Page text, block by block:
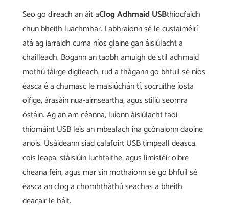
Seo go díreach an áit aClog Adhmaid USBthiocfaidh
chun bheith luachmhar. Labhraíonn sé le custaiméirí
atá ag iarraidh cuma níos glaine gan áisiúlacht a
chailleadh. Bogann an taobh amuigh de stíl adhmaid
mothú táirge digiteach, rud a fhágann go bhfuil sé níos
éasca é a chumasc le maisiúchán tí, socruithe íosta
oifige, árasáin nua-aimseartha, agus stíliú seomra
óstáin. Ag an am céanna, luíonn áisiúlacht faoi
thiomáint USB leis an mbealach ina gcónaíonn daoine
anois. Úsáideann siad calafoirt USB timpeall deasca,
cois leapa, stáisiúin luchtaithe, agus limistéir oibre
cheana féin, agus mar sin mothaíonn sé go bhfuil sé
éasca an clog a chomhtháthú seachas a bheith
deacair le háit.